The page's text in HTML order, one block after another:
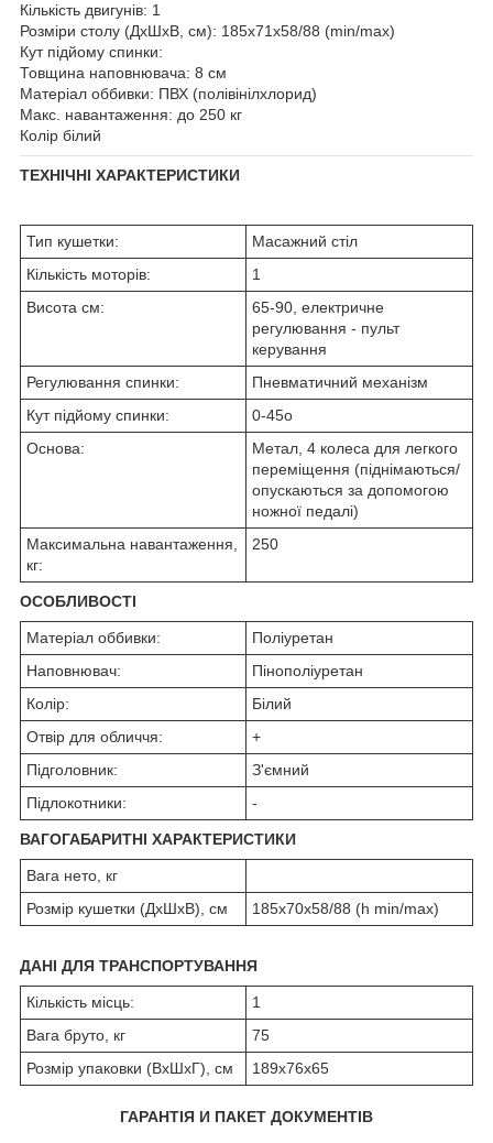
Кількість двигунів: 1
Розміри столу (ДхШхВ, см): 185х71х58/88 (min/max)
Кут підйому спинки:
Товщина наповнювача: 8 см
Матеріал оббивки: ПВХ (полівінілхлорид)
Макс. навантаження: до 250 кг
Колір білий
ТЕХНІЧНІ ХАРАКТЕРИСТИКИ
Тип кушетки:
Масажний стіл
Кількість моторів:
1
Висота см:
65-90, електричне
регулювання - пульт
керування
Регулювання спинки:
Пневматичний механізм
Кут підйому спинки:
0-45о
Основа:
Метал, 4 колеса для легкого
переміщення (піднімаються/
опускаються за допомогою
ножної педалі)
Максимальна навантаження,
кг:
250
ОСОБЛИВОСТІ
Матеріал оббивки:
Поліуретан
Наповнювач:
Пінополіуретан
Колір:
Білий
Отвір для обличчя:
+
Підголовник:
З'ємний
Підлокотники:
-
ВАГОГАБАРИТНІ ХАРАКТЕРИСТИКИ
Вага нето, кг
Розмір кушетки (ДхШхВ), см
185х70х58/88 (h min/max)
ДАНІ ДЛЯ ТРАНСПОРТУВАННЯ
Кількість місць:
1
Вага бруто, кг
75
Розмір упаковки (ВхШхГ), см
189х76х65
ГАРАНТІЯ И ПАКЕТ ДОКУМЕНТІВ